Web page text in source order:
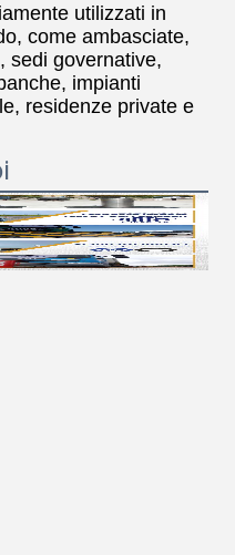
utilizzati in
come ambasciate,
sedi governative,
impianti
residenze private e